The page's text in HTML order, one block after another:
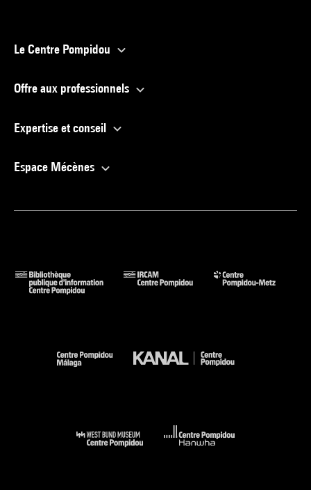
Le Centre Pompidou
Offre aux professionnels
Expertise et conseil
Espace Mécènes